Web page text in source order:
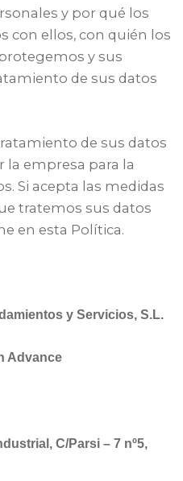
y por qué los
con ellos, con quién los
y sus
de sus datos
de sus datos
la empresa para la
Si acepta las medidas
tratemos sus datos
en esta Política.
y Servicios, S.L.
Advance
C/Parsi – 7 nº5,